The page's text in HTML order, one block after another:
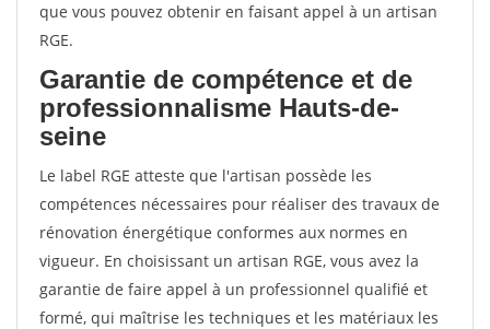
que vous pouvez obtenir en faisant appel à un artisan
RGE.
Garantie de compétence et de
professionnalisme Hauts-de-
seine
Le label RGE atteste que l'artisan possède les
compétences nécessaires pour réaliser des travaux de
rénovation énergétique conformes aux normes en
vigueur. En choisissant un artisan RGE, vous avez la
garantie de faire appel à un professionnel qualifié et
formé, qui maîtrise les techniques et les matériaux les